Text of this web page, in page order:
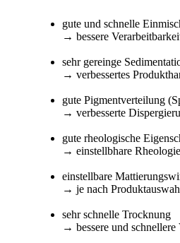
gute und schnelle
→ bessere
sehr gereinge
→ verbessertes
gute Pigmentverteilung
→ verbesserte
gute rheologische
→ einstellbhare
einstellbare
→ je nach
sehr schnelle Trocknung
→ bessere und